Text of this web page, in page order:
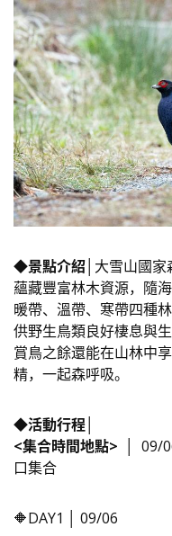
◆景點介紹│ 大雪山國家
蘊藏豐富林木資源，隨
暖帶、溫帶、寒帶四種
供野生鳥類良好棲息與
賞鳥之餘還能在山林中
精，一起森呼吸。
◆活動行程│
<集合時間地點>
09/
口集合
🔶DAY1 │ 09/06